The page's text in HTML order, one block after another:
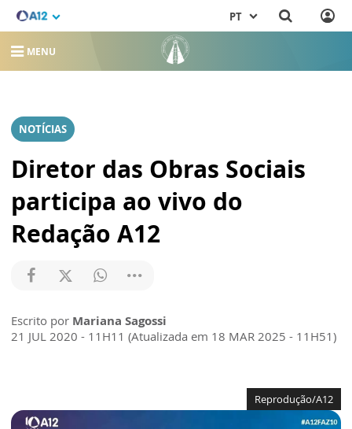
PT
MENU
NOTÍCIAS
Diretor das Obras Sociais
participa ao vivo do
Redação A12
Escrito por Mariana Sagossi
21 JUL 2020 - 11H11 (Atualizada em 18 MAR 2025 - 11H51)
Reprodução/A12